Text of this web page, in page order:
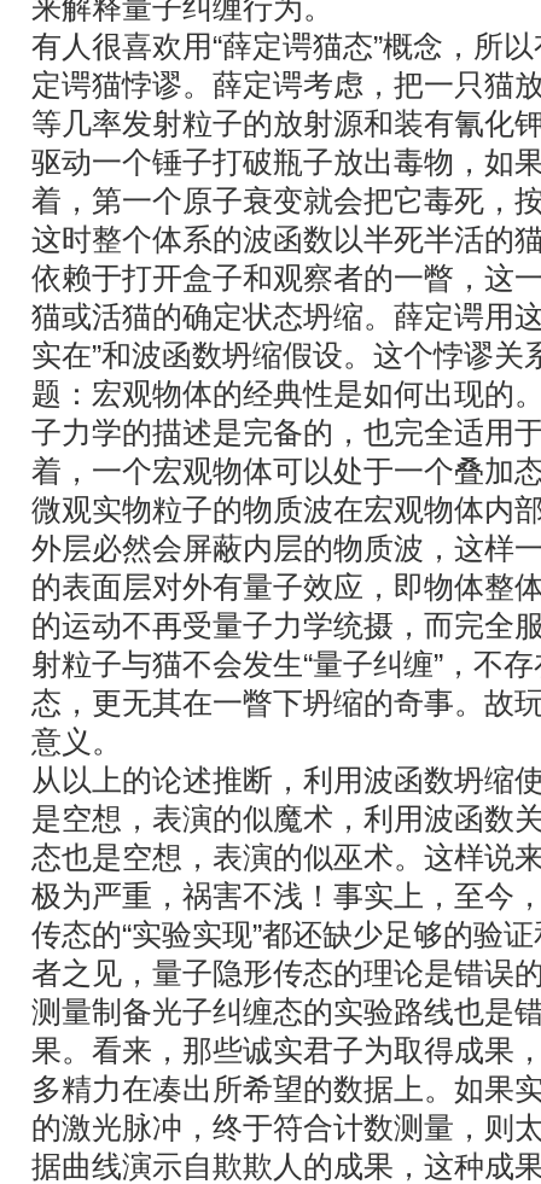
来解释量子纠缠行为。
有人很喜欢用“薛定谔猫态”概念，所
定谔猫悖谬。薛定谔考虑，把一只猫
等几率发射粒子的放射源和装有氰化
驱动一个锤子打破瓶子放出毒物，如
着，第一个原子衰变就会把它毒死，
这时整个体系的波函数以半死半活的
依赖于打开盒子和观察者的一瞥，这
猫或活猫的确定状态坍缩。薛定谔用
实在”和波函数坍缩假设。这个悖谬关
题：宏观物体的经典性是如何出现的
子力学的描述是完备的，也完全适用
着，一个宏观物体可以处于一个叠加
微观实物粒子的物质波在宏观物体内
外层必然会屏蔽内层的物质波，这样
的表面层对外有量子效应，即物体整
的运动不再受量子力学统摄，而完全
射粒子与猫不会发生“量子纠缠”，不
态，更无其在一瞥下坍缩的奇事。故
意义。
从以上的论述推断，利用波函数坍缩
是空想，表演的似魔术，利用波函数
态也是空想，表演的似巫术。这样说
极为严重，祸害不浅！事实上，至今
传态的“实验实现”都还缺少足够的验
者之见，量子隐形传态的理论是错误
测量制备光子纠缠态的实验路线也是
果。看来，那些诚实君子为取得成果
多精力在凑出所希望的数据上。如果
的激光脉冲，终于符合计数测量，则
据曲线演示自欺欺人的成果，这种成